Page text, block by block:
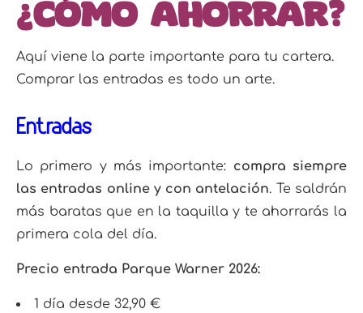
¿cómo ahorrar?
Aquí viene la parte importante para tu cartera.
Comprar las entradas es todo un arte.
Entradas
Lo primero y más importante: compra siempre
las entradas online y con antelación. Te saldrán
más baratas que en la taquilla y te ahorrarás la
primera cola del día.
Precio entrada Parque Warner 2026:
1 día desde 32,90 €